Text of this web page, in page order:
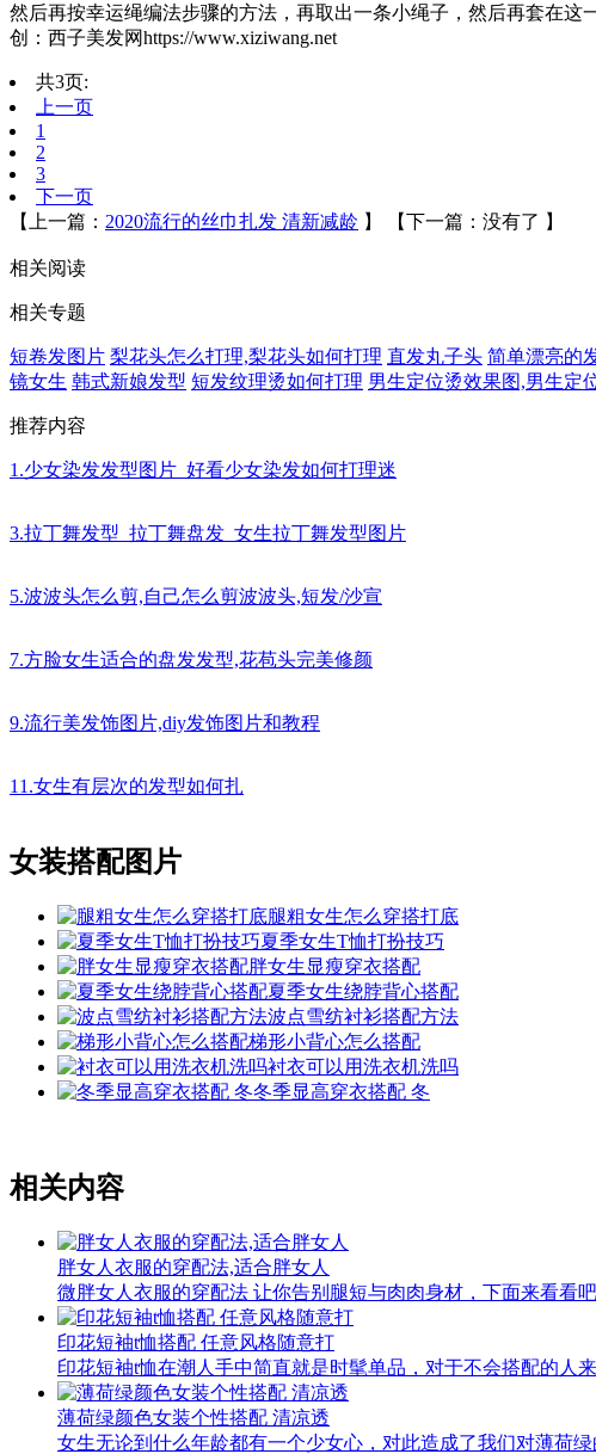
然后再按幸运绳编法步骤的方法，再取出一条小绳子，然后再套在
创：西子美发网https://www.xiziwang.net
共3页:
上一页
1
2
3
下一页
【上一篇： 2020流行的丝巾扎发 清新减龄 】 【下一篇：没有了 】
相关阅读
相关专题
短卷发图片 梨花头怎么打理,梨花头如何打理 直发丸子头 简单漂亮的
镜女生 韩式新娘发型 短发纹理烫如何打理 男生定位烫效果图,男生定
推荐内容
1.少女染发发型图片_好看少女染发如何打理迷
3.拉丁舞发型_拉丁舞盘发_女生拉丁舞发型图片
5.波波头怎么剪,自己怎么剪波波头,短发/沙宣
7.方脸女生适合的盘发发型,花苞头完美修颜
9.流行美发饰图片,diy发饰图片和教程
11.女生有层次的发型如何扎
女装搭配图片
腿粗女生怎么穿搭打底
夏季女生T恤打扮技巧
胖女生显瘦穿衣搭配
夏季女生绕脖背心搭配
波点雪纺衬衫搭配方法
梯形小背心怎么搭配
衬衣可以用洗衣机洗吗
冬季显高穿衣搭配 冬
相关内容
胖女人衣服的穿配法,适合胖女人
微胖女人衣服的穿配法 让你告别腿短与肉肉身材，下面来看看
印花短袖t恤搭配 任意风格随意打
印花短袖t恤在潮人手中简直就是时髦单品，对于不会搭配的人
薄荷绿颜色女装个性搭配 清凉透
女生无论到什么年龄都有一个少女心，对此造成了我们对薄荷